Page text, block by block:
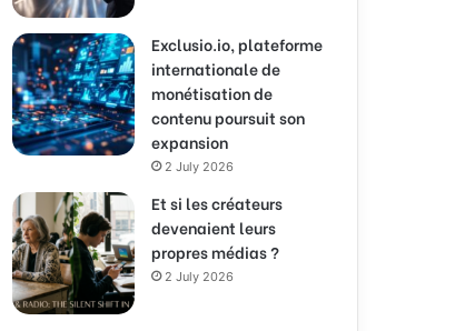
Exclusio.io, plateforme
internationale de
monétisation de
contenu poursuit son
expansion
2 July 2026
Et si les créateurs
devenaient leurs
propres médias ?
2 July 2026